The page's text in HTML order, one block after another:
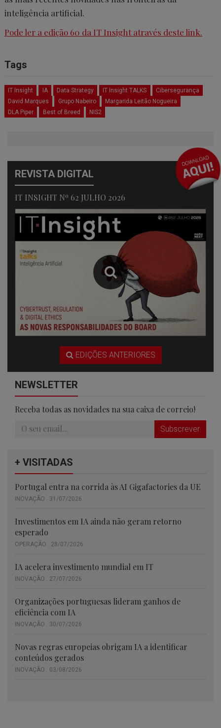
inteligência artificial.
Pode ler a edição 60 da IT Insight através deste link.
Tags
IT Insight IA Data Strategy IT Insight TALKS
Cibersegurança
David Marques
Grupo Nabeiro
Margarida Leitão Nogueira
DLA Piper
Best of Breed NIS2
REVISTA DIGITAL
IT INSIGHT Nº 62 JULHO 2026
EDIÇÕES ANTERIORES
NEWSLETTER
Receba todas as novidades na sua caixa de correio!
Subscrever
+ VISITADAS
Portugal entra na corrida às AI Gigafactories da UE
INOVAÇÃO . 31/07/2026
Investimentos em IA ainda não geram retorno
esperado
OPERAÇÃO . 28/07/2026
IA acelera investimento mundial em IT
INOVAÇÃO . 27/07/2026
Organizações portuguesas lideram ganhos de
eficiência com IA
INOVAÇÃO . 30/07/2026
Novas regras europeias obrigam IA a identificar
conteúdos gerados
INOVAÇÃO . 03/08/2026